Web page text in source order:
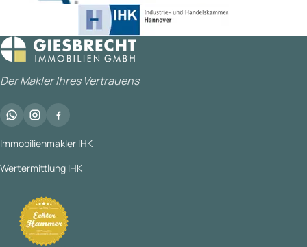
Der Makler Ihres Vertrauens
Immobilienmakler IHK
Wertermittlung IHK